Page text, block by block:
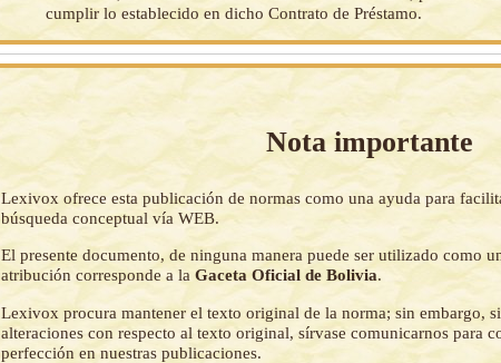
cumplir lo establecido en dicho Contrato de Préstamo.
Nota importante
Lexivox ofrece esta publicación de normas como una ayuda para
búsqueda conceptual vía WEB.
El presente documento, de ninguna manera puede ser utilizado como
atribución corresponde a laGaceta Oficial de Bolivia.
Lexivox procura mantener el texto original de la norma; sin embargo,
alteraciones con respecto al texto original, sírvase comunicarnos para
perfección en nuestras publicaciones.